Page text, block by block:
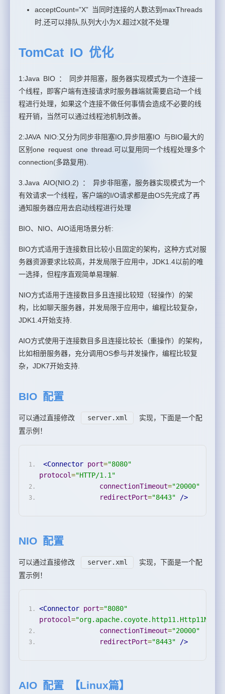
acceptCount=”X” 当同时连接的人数达到maxThreads
时,还可以排队,队列大小为X.超过X就不处理
TomCat IO 优化
1:Java BIO ： 同步并阻塞，服务器实现模式为一个连接一
个线程，即客户端有连接请求时服务器端就需要启动一个线
程进行处理，如果这个连接不做任何事情会造成不必要的线
程开销，当然可以通过线程池机制改善。
2:JAVA NIO:又分为同步非阻塞IO,异步阻塞IO 与BIO最大的
区别one request one thread.可以复用同一个线程处理多个
connection(多路复用).
3.Java AIO(NIO.2) ： 异步非阻塞，服务器实现模式为一个
有效请求一个线程，客户端的I/O请求都是由OS先完成了再
通知服务器应用去启动线程进行处理
BIO、NIO、AIO适用场景分析:
BIO方式适用于连接数目比较小且固定的架构，这种方式对服
务器资源要求比较高，并发局限于应用中，JDK1.4以前的唯
一选择，但程序直观简单易理解.
NIO方式适用于连接数目多且连接比较短（轻操作）的架
构，比如聊天服务器，并发局限于应用中，编程比较复杂，
JDK1.4开始支持.
AIO方式使用于连接数目多且连接比较长（重操作）的架构，
比如相册服务器，充分调用OS参与并发操作，编程比较复
杂，JDK7开始支持.
BIO 配置
可以通过直接修改 server.xml
实现，下面是一个配
置示例！
<Connector port="8080"
protocol="HTTP/1.1"
connectionTimeout="20000"
redirectPort="8443" />
NIO 配置
可以通过直接修改 server.xml
实现，下面是一个配
置示例！
<Connector port="8080"
protocol=
connectionTimeout="20000"
redirectPort="8443" />
AIO 配置 【Linux篇】